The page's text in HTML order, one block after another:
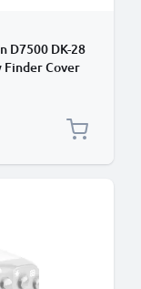
D7500 DK-28
Finder Cover